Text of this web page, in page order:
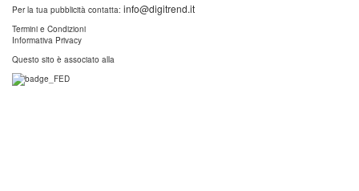
Per la tua pubblicità contatta: info@digitrend.it
Termini e Condizioni
Informativa Privacy
Questo sito è associato alla